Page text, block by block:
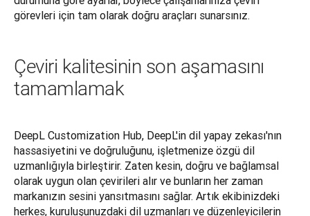
görevleri için tam olarak doğru araçları sunarsınız.
Çeviri kalitesinin son aşamasını
tamamlamak
DeepL Customization Hub, DeepL'in dil yapay zekası'nın
hassasiyetini ve doğruluğunu, işletmenize özgü dil
uzmanlığıyla birleştirir. Zaten kesin, doğru ve bağlamsal
olarak uygun olan çevirileri alır ve bunların her zaman
markanızın sesini yansıtmasını sağlar. Artık ekibinizdeki
herkes, kuruluşunuzdaki dil uzmanları ve düzenleyicilerin